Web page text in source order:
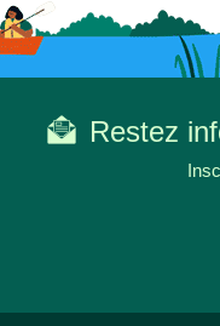
Restez